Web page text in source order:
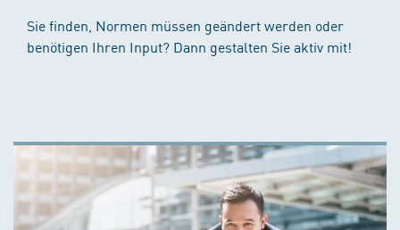
Sie finden, Normen müssen geändert werden oder
benötigen Ihren Input? Dann gestalten Sie aktiv mit!